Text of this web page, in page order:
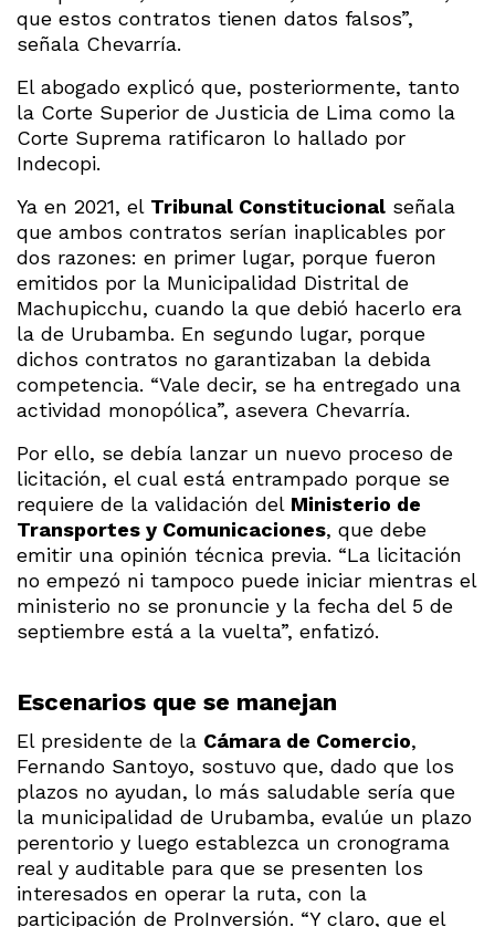
que estos contratos tienen datos falsos”,
señala Chevarría.
El abogado explicó que, posteriormente, tanto
la Corte Superior de Justicia de Lima como la
Corte Suprema ratificaron lo hallado por
Indecopi.
Ya en 2021, el Tribunal Constitucional señala
que ambos contratos serían inaplicables por
dos razones: en primer lugar, porque fueron
emitidos por la Municipalidad Distrital de
Machupicchu, cuando la que debió hacerlo era
la de Urubamba. En segundo lugar, porque
dichos contratos no garantizaban la debida
competencia. “Vale decir, se ha entregado una
actividad monopólica”, asevera Chevarría.
Por ello, se debía lanzar un nuevo proceso de
licitación, el cual está entrampado porque se
requiere de la validación del Ministerio de
Transportes y Comunicaciones, que debe
emitir una opinión técnica previa. “La licitación
no empezó ni tampoco puede iniciar mientras el
ministerio no se pronuncie y la fecha del 5 de
septiembre está a la vuelta”, enfatizó.
Escenarios que se manejan
El presidente de la Cámara de Comercio,
Fernando Santoyo, sostuvo que, dado que los
plazos no ayudan, lo más saludable sería que
la municipalidad de Urubamba, evalúe un plazo
perentorio y luego establezca un cronograma
real y auditable para que se presenten los
interesados en operar la ruta, con la
participación de ProInversión. “Y claro, que el